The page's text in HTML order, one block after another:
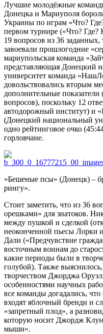
Лучшие молодёжные
Донецка и Мариуполя
Украины по играм «Что?
первом турнире («Что? Где?
19 вопросов из 36
завоевали прошлогодние
мариупольская команда
представляющая Донецкий
университет команда
довольствовались вторым
дополнительные
вопросов), поскольку 12
автодорожный институт) и
(Донецкий национальный
одно рейтинговое очко
горловчане.
«Бешеные псы» (Донецк) –
рингу».
Стоит заметить, что из 36
орешками» для знатоков.
между пушкой и сделкой
неоконченной пьесы Лорки
Дали («Предчувствие
восточным воинам до
какие периоды были в
голубой). Также
творчеством Джорджа
особенностями научных
все команды догадались, что
входят яблочный бренди и
«запретный плод», а
которую носит Джордж
мыши».